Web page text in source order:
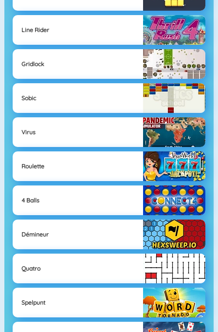
Line Rider
Gridlock
Sobic
Virus
Roulette
4 Balls
Démineur
Quatro
Spelpunt